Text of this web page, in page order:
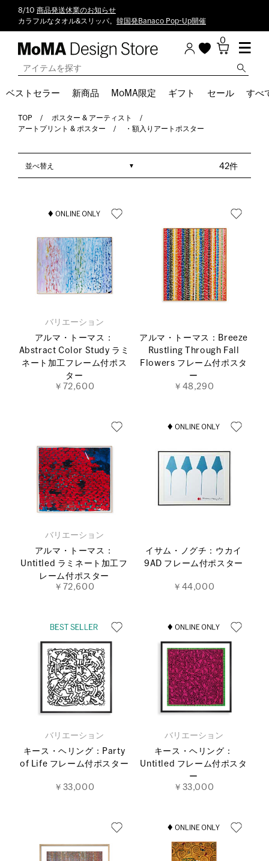
8/10 商品発送休業のお知らせ
カラフルなタオル&スリッパ。 韓国発Banaco Pop-Up開催
0
ベストセラー 新商品 MoMA限定 ギフト セール すべ
TOP
ポスター & アーティスト
アートプリント & ポスター
・額入りアートポスター
42件
並べ替え
バリエーション
アルマ・トーマス：
Abstract Color Study ラミ
ネート加工フレーム付ポス
ター
￥72,600
アルマ・トーマス：Breeze
Rustling Through Fall
Flowers フレーム付ポスタ
ー
￥48,290
バリエーション
アルマ・トーマス：
Untitled ラミネート加工フ
レーム付ポスター
￥72,600
イサム・ノグチ：ウカイ
9AD フレーム付ポスター
￥44,000
バリエーション
キース・ヘリング：Party
of Life フレーム付ポスター
￥33,000
バリエーション
キース・ヘリング：
Untitled フレーム付ポスタ
ー
￥33,000